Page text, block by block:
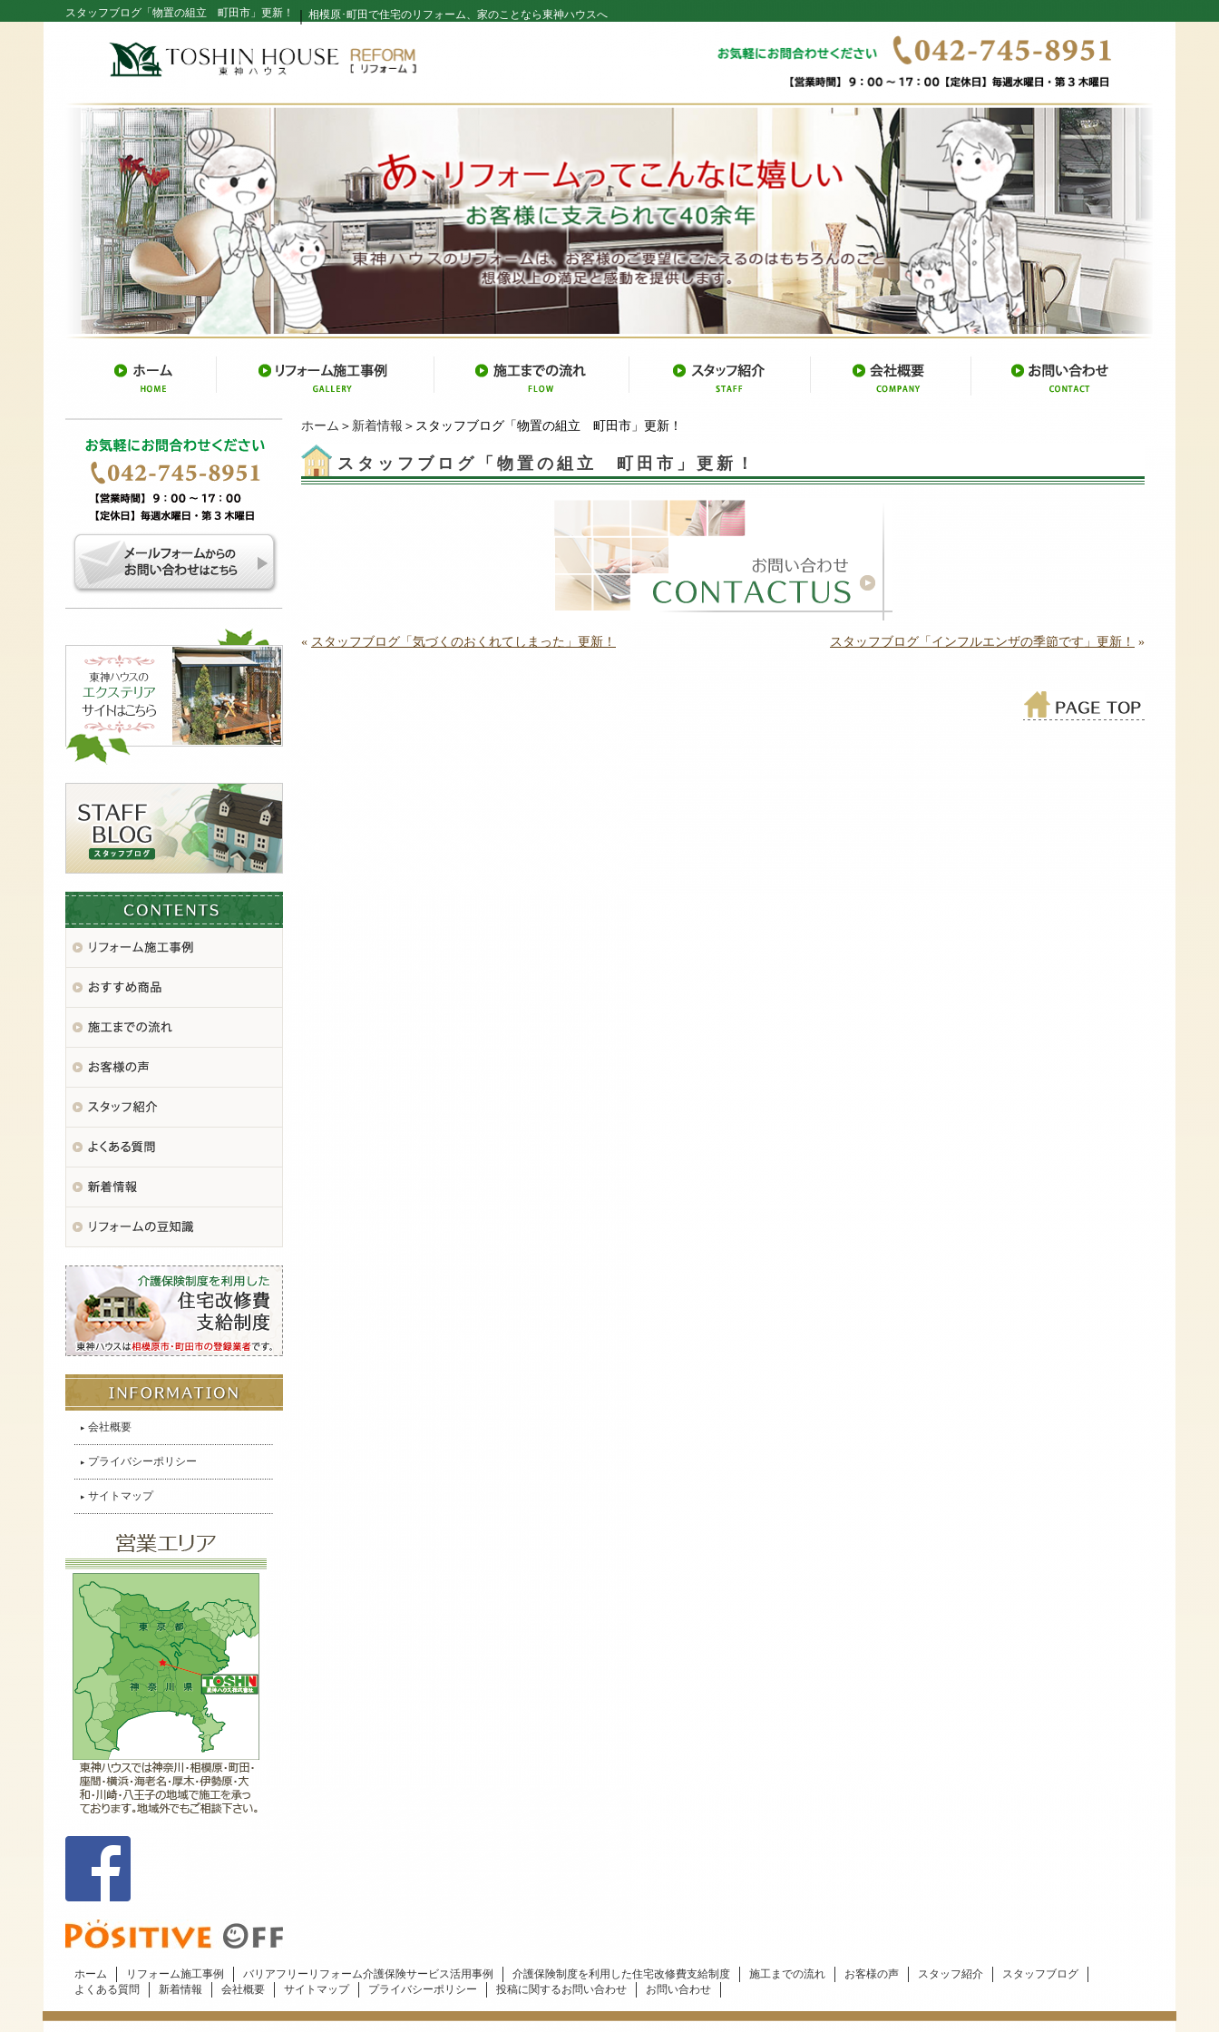
スタッフブログ「物置の組立 町田市」更新！ 相模原･町田で住宅のリフォーム、家のことなら東神ハウスへ
ホーム ＞ 新着情報 ＞スタッフブログ「物置の組立 町田市」更新！
スタッフブログ「物置の組立 町田市」更新！
« スタッフブログ「気づくのおくれてしまった」更新！ スタッフブログ「インフルエンザの季節です」更新！ »
会社概要
プライバシーポリシー
サイトマップ
ホーム リフォーム施工事例 バリアフリーリフォーム介護保険サービス活用事例 介護保険制度を利用した住宅改修費支給制度 施工までの流れ お客様の声 スタッフ紹介
スタッフブログ
よくある質問
新着情報 会社概要 サイトマップ プライバシーポリシー 投稿に関するお問い合わせ お問い合わせ